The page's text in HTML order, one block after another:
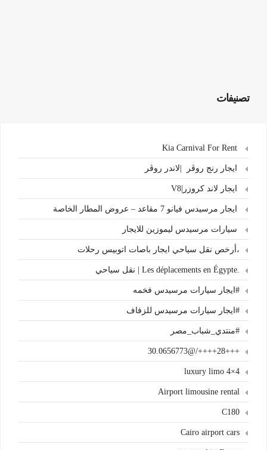
تصنيفات
ايجار رنج روڤر |لاندر روڤر
ايجار لاند كروزر|V8
ايجار مرسيدس فيانو 7 مقاعد – عروض المطار الخاصة
سيارات مرسيدس ليموزين للايجار
،أرخص نقل سياحي ايجار باصات اتوبيس رحلات
.Les déplacements en Égypte | نقل سياحي
#ايجار سيارات مرسيدس فخمه
#ايجار سيارات مرسيدس للزفاف
#منتدي_شباب_مصر
+++28++++/@30.0656773
4×4 luxury limo
Airport limousine rental
C180
Cairo airport cars